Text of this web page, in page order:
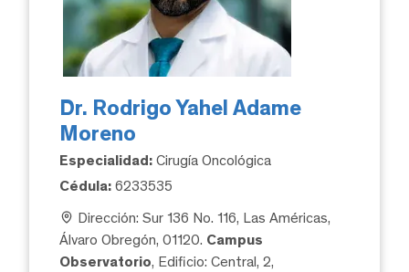
Dr. Rodrigo Yahel Adame
Moreno
Especialidad: Cirugía Oncológica
Cédula: 6233535
Dirección: Sur 136 No. 116, Las Américas,
Álvaro Obregón, 01120. Campus
Observatorio, Edificio: Central, 2,